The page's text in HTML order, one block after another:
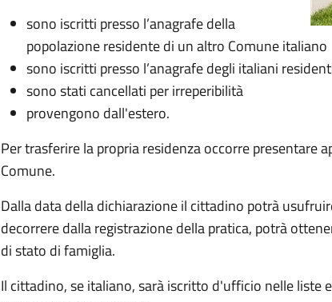
sono iscritti presso l’anagrafe della
popolazione residente di un altro Comune italiano
sono iscritti presso l’anagrafe degli italiani
sono stati cancellati per irreperibilità
provengono dall'estero.
Per trasferire la propria residenza occorre presentare
Comune.
Dalla data della dichiarazione il cittadino potrà
decorrere dalla registrazione della pratica, potrà
di stato di famiglia.
Il cittadino, se italiano,sarà iscritto d'ufficio nelle liste